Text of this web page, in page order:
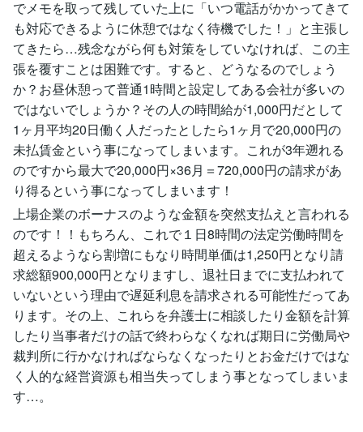
でメモを取って残していた上に「いつ電話がかかってきて
も対応できるように休憩ではなく待機でした！」と主張し
てきたら…残念ながら何も対策をしていなければ、この主
張を覆すことは困難です。すると、どうなるのでしょう
か？お昼休憩って普通1時間と設定してある会社が多いの
ではないでしょうか？その人の時間給が1,000円だとして
1ヶ月平均20日働く人だったとしたら1ヶ月で20,000円の
未払賃金という事になってしまいます。これが3年遡れる
のですから最大で20,000円×36月＝720,000円の請求があ
り得るという事になってしまいます！
上場企業のボーナスのような金額を突然支払えと言われる
のです！！もちろん、これで１日8時間の法定労働時間を
超えるようなら割増にもなり時間単価は1,250円となり請
求総額900,000円となりますし、退社日までに支払われて
いないという理由で遅延利息を請求される可能性だってあ
ります。その上、これらを弁護士に相談したり金額を計算
したり当事者だけの話で終わらなくなれば期日に労働局や
裁判所に行かなければならなくなったりとお金だけではな
く人的な経営資源も相当失ってしまう事となってしまいま
す…。